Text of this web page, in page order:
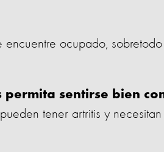
encuentre ocupado,
sentirse bien
tener artritis y necesitan